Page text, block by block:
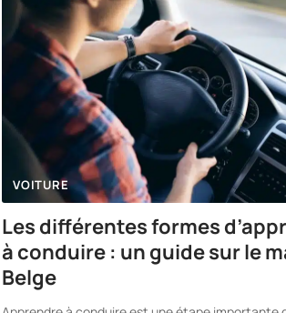
VOITURE
Les différentes formes
à conduire : un guide sur le
Belge